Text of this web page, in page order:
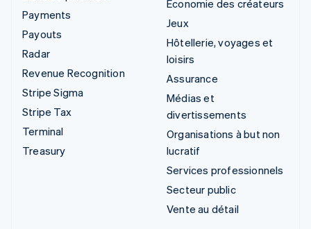
Payments
Payouts
Radar
Revenue Recognition
Stripe Sigma
Stripe Tax
Terminal
Treasury
Économie des créateurs
Jeux
Hôtellerie, voyages et
loisirs
Assurance
Médias et
divertissements
Organisations à but non
lucratif
Services professionnels
Secteur public
Vente au détail